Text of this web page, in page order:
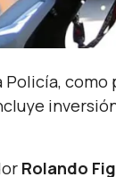
Policía,
Rolando